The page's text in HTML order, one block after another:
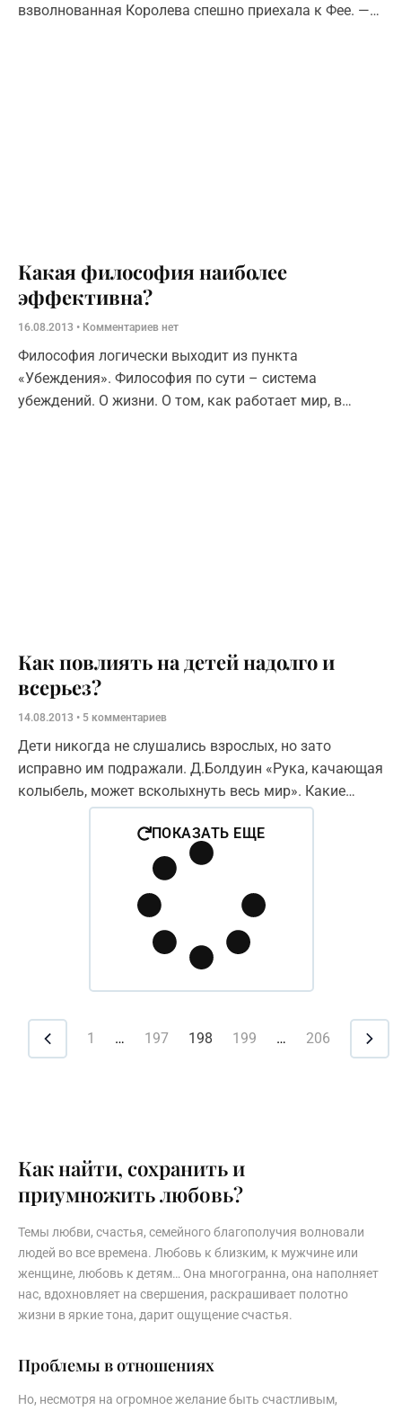
взволнованная Королева спешно приехала к Фее. —
Какая философия наиболее
эффективна?
16.08.2013 Комментариев нет
Философия логически выходит из пункта
«Убеждения». Философия по сути – система
убеждений. О жизни. О том, как работает мир, в
Как повлиять на детей надолго и
всерьез?
14.08.2013 5 комментариев
Дети никогда не слушались взрослых, но зато
исправно им подражали. Д.Болдуин «Рука, качающая
колыбель, может всколыхнуть весь мир». Какие
замечательные и правдивые слова! Если вы мама, то
ПОКАЗАТЬ ЕЩЕ
1 … 197 198 199 … 206
Как найти, сохранить и
приумножить любовь?
Темы любви, счастья, семейного благополучия волновали
людей во все времена. Любовь к близким, к мужчине или
женщине, любовь к детям… Она многогранна, она наполняет
нас, вдохновляет на свершения, раскрашивает полотно
жизни в яркие тона, дарит ощущение счастья.
Проблемы в отношениях
Но, несмотря на огромное желание быть счастливым,